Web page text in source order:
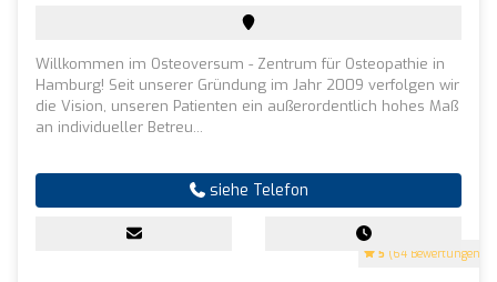
5 (64 Bewertungen)
Willkommen im Osteoversum - Zentrum für Osteopathie in
Hamburg! Seit unserer Gründung im Jahr 2009 verfolgen wir
die Vision, unseren Patienten ein außerordentlich hohes Maß
an individueller Betreu...
siehe Telefon